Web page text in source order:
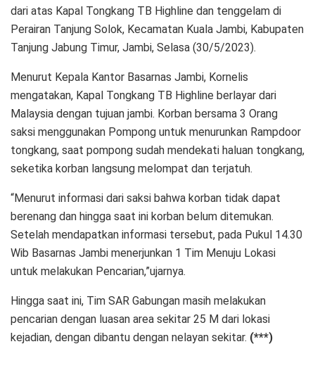
dari atas Kapal Tongkang TB Highline dan tenggelam di
Perairan Tanjung Solok, Kecamatan Kuala Jambi, Kabupaten
Tanjung Jabung Timur, Jambi, Selasa (30/5/2023).
Menurut Kepala Kantor Basarnas Jambi, Kornelis
mengatakan, Kapal Tongkang TB Highline berlayar dari
Malaysia dengan tujuan jambi. Korban bersama 3 Orang
saksi menggunakan Pompong untuk menurunkan Rampdoor
tongkang, saat pompong sudah mendekati haluan tongkang,
seketika korban langsung melompat dan terjatuh.
“Menurut informasi dari saksi bahwa korban tidak dapat
berenang dan hingga saat ini korban belum ditemukan.
Setelah mendapatkan informasi tersebut, pada Pukul 14.30
Wib Basarnas Jambi menerjunkan 1 Tim Menuju Lokasi
untuk melakukan Pencarian,”ujarnya.
Hingga saat ini, Tim SAR Gabungan masih melakukan
pencarian dengan luasan area sekitar 25 M dari lokasi
kejadian, dengan dibantu dengan nelayan sekitar. (***)